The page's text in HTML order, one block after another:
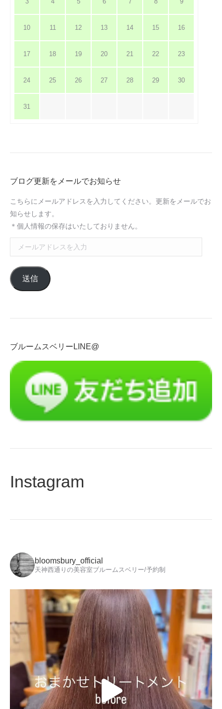
10 11 12 13 14 15 16
17 18 19 20 21 22 23
24 25 26 27 28 29 30
31
ブログ更新をメールでお知らせ
こちらにメールアドレスを入力してください。更新をメールでお
知らせします。
＊個人情報の保存はいたしておりません。
ー
ル
ア
ス
入
送信
ブルームスベリーLINE@
Instagram
bloomsbury_official
天神西通りの美容室ブルームスベリー/予約制